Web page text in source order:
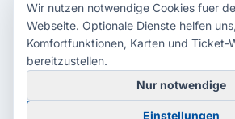
© 2026 Radio Potsdam. Webseite entwickelt
Babelsberg
Wir nutzen notwendige Cookies fuer
Webseite. Optionale Dienste helfen uns,
Komfortfunktionen, Karten und Ticket-
bereitzustellen.
Nur notwendige
Einstellungen